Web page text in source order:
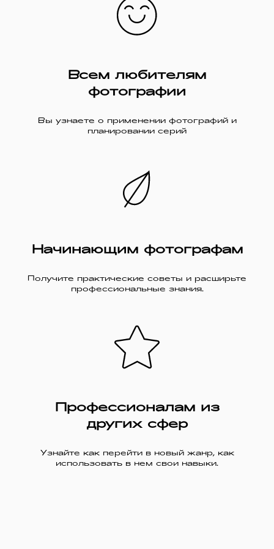
Всем любителям
фотографии
Вы узнаете о применении фотографий и
планировании серий
Начинающим фотографам
Получите практические советы и расширьте
профессиональные знания.
Профессионалам из
других сфер
Узнайте как перейти в новый жанр, как
использовать в нем свои навыки.